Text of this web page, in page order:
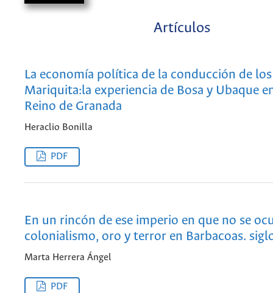
Artículos
La economía política de la conducción de
Mariquita:la experiencia de Bosa y Ubaque
Reino de Granada
Heraclio Bonilla
PDF
En un rincón de ese imperio en que no se
colonialismo, oro y terror en Barbacoas.
Marta Herrera Ángel
PDF